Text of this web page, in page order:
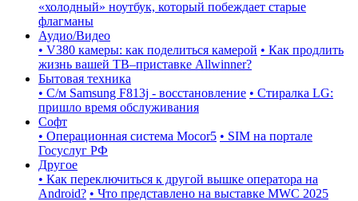
«холодный» ноутбук, который побеждает старые
флагманы
Аудио/Видео
• V380 камеры: как поделиться камерой • Как продлить
жизнь вашей ТВ–приставке Allwinner?
Бытовая техника
• С/м Samsung F813j - восстановление • Стиралка LG:
пришло время обслуживания
Софт
• Операционная система Mocor5 • SIM на портале
Госуслуг РФ
Другое
• Как переключиться к другой вышке оператора на
Android? • Что представлено на выставке MWC 2025